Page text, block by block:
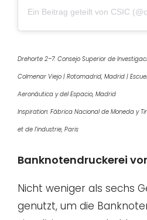
Ein Beitrag geteilt von CSIC
Drehorte 2–7: Consejo Superior de
Colmenar Viejo | Rotomadrid, Madrid |
Aeronáutica y del Espacio, Madrid
Inspiration: Fábrica Nacional de Moneda y
et de l’industrie, Paris
Banknotendruckerei
Nicht weniger als sechs
genutzt, um die